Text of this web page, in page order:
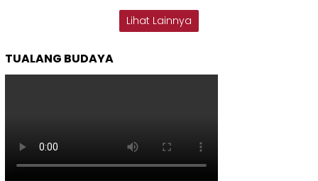
Lihat Lainnya
TUALANG BUDAYA